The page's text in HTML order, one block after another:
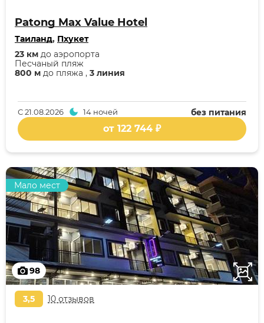
Patong Max Value Hotel
Таиланд, Пхукет
800 м до пляжа , 3 линия
Песчаный пляж
23 км до аэропорта
без питания
С21.08.2026 14 ночей
от 122 744 ₽
98
Мало мест
3,5 10 отзывов